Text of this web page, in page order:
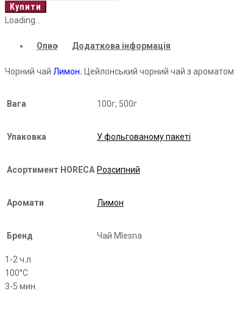
Black
Tea
Купити
Loading...
Опис Додаткова інформація
Чорний чай Лимон. Цейлонський чорний чай з ароматом
Вага 100г, 500г
Упаковка У фольгованому пакеті
Асортимент HORECA Розсипний
Аромати Лимон
Бренд Чай Mlesna
1-2 ч.л.
100°С
3-5 мин.